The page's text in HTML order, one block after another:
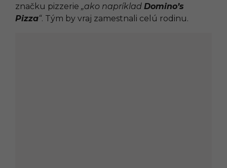
značku pizzerie „ako napríklad Domino’s
Pizza“. Tým by vraj zamestnali celú rodinu.